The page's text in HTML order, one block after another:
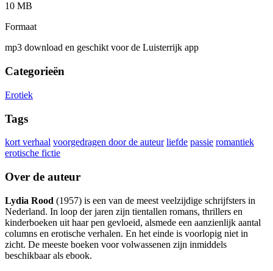
10 MB
Formaat
mp3 download en geschikt voor de Luisterrijk app
Categorieën
Erotiek
Tags
kort verhaal voorgedragen door de auteur liefde passie romantiek
erotische fictie
Over de auteur
Lydia Rood (1957) is een van de meest veelzijdige schrijfsters in
Nederland. In loop der jaren zijn tientallen romans, thrillers en
kinderboeken uit haar pen gevloeid, alsmede een aanzienlijk aantal
columns en erotische verhalen. En het einde is voorlopig niet in
zicht. De meeste boeken voor volwassenen zijn inmiddels
beschikbaar als ebook.